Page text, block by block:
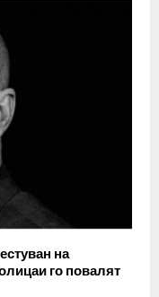
на
го повалят